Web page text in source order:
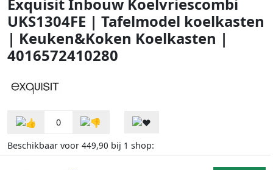
Exquisit Inbouw Koelvriescombi
UKS1304FE | Tafelmodel koelkasten
| Keuken&Koken Koelkasten |
4016572410280
0
Beschikbaar voor 449,90 bij 1 shop: